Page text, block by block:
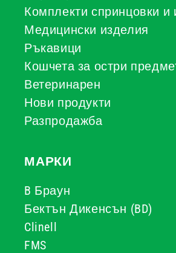
Комплекти спринцовки и
Медицински изделия
Ръкавици
Кошчета за остри
Ветеринарен
Нови продукти
Разпродажба
МАРКИ
B Браун
Бектън Дикенсън (BD)
Clinell
FMS